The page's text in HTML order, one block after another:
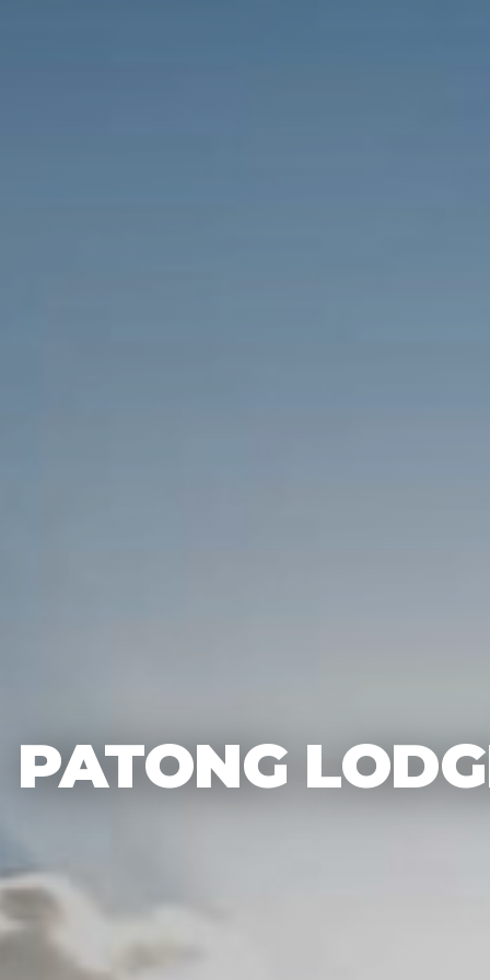
PATONG